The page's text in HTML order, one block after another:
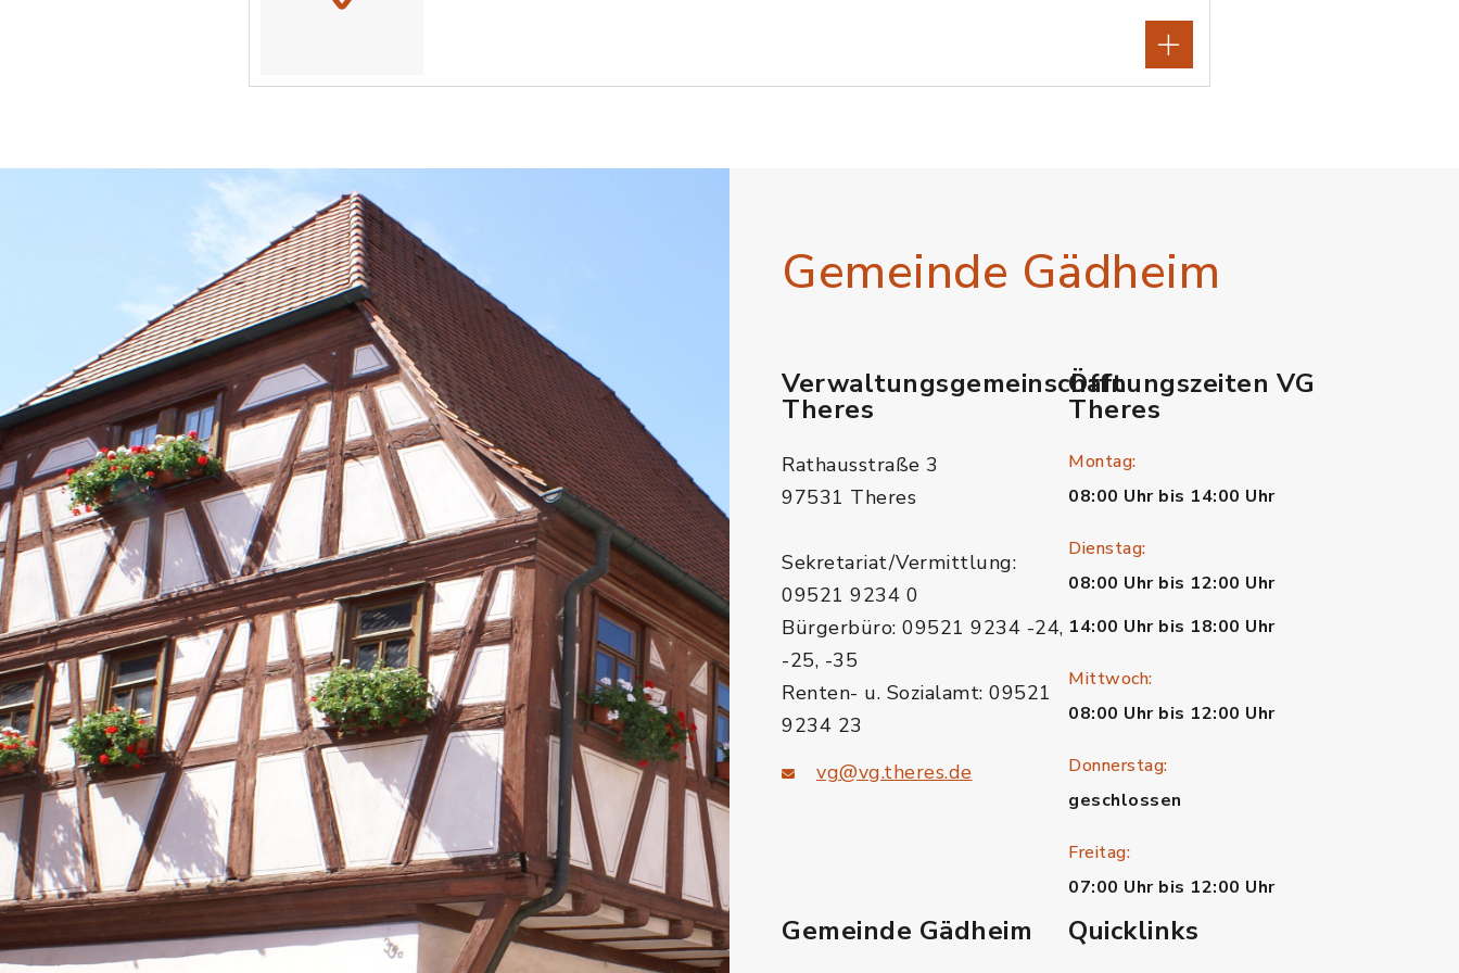
Gemeinde Gädheim
Verwaltungsgemeinschaft
Theres
Rathausstraße 3
97531 Theres
Sekretariat/Vermittlung:
09521 9234 0
Bürgerbüro: 09521 9234 -24,
-25, -35
Renten- u. Sozialamt: 09521
9234 23
vg@vg.theres.de
Öffnungszeiten VG
Theres
Montag:
08:00 Uhr bis 14:00 Uhr
Dienstag:
08:00 Uhr bis 12:00 Uhr
14:00 Uhr bis 18:00 Uhr
Mittwoch:
08:00 Uhr bis 12:00 Uhr
Donnerstag:
geschlossen
Freitag:
07:00 Uhr bis 12:00 Uhr
Gemeinde Gädheim Quicklinks